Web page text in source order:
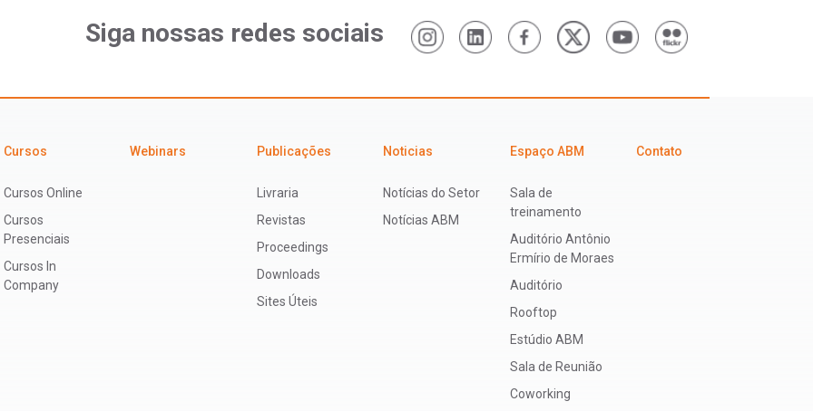
Siga nossas redes sociais
Cursos
Cursos Online
Cursos
Presenciais
Cursos In
Company
Webinars Publicações
Livraria
Revistas
Proceedings
Downloads
Sites Úteis
Noticias
Notícias do Setor
Notícias ABM
Espaço ABM
Sala de
treinamento
Auditório Antônio
Ermírio de Moraes
Auditório
Rooftop
Estúdio ABM
Sala de Reunião
Coworking
Contato